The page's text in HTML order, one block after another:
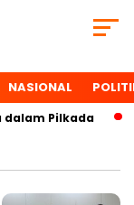
NASIONAL
Pilkada